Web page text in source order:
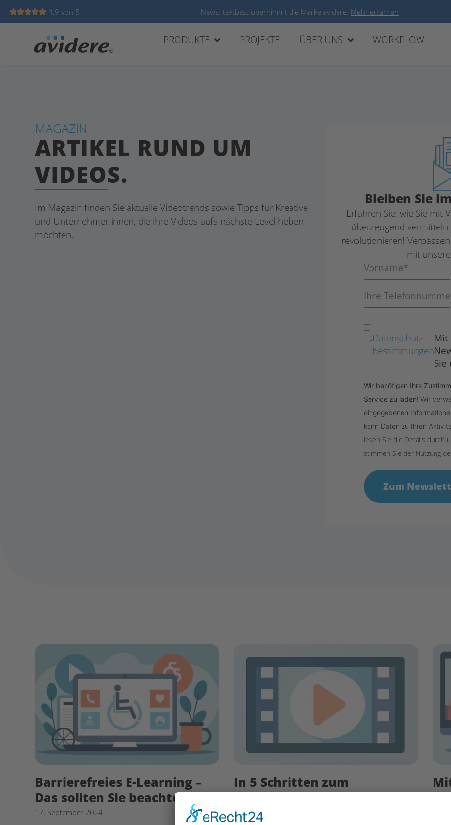
 4.9 von 5 News: textbest übernimmt die Marke avidere. Mehr erfahren
PRODUKTE PROJEKTE ÜBER UNS WORKFLOW
MAGAZIN
ARTIKEL RUND UM
VIDEOS.
Im Magazin finden Sie aktuelle Videotrends sowie Tipps für Kreative
und Unternehmer:innen, die ihre Videos aufs nächste Level heben
möchten.
Bleiben Sie
Erfahren Sie, wie Sie mit
überzeugend
revolutionieren!
mit
Mit
Sie
Datenschutz­
bestimmungen
.
Wir benötigen Ihre
Service zu laden! Wir
eingegebenen
kann Daten zu Ihren
lesen Sie die Details durch
stimmen Sie der Nutzung
Barrierefreies E-Learning –
Das sollten Sie beachten!
17. September 2024
In 5 Schritten zum
14. August 2024